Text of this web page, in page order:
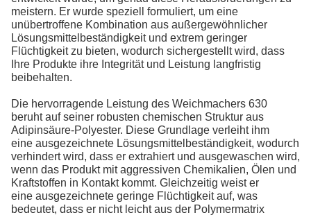
meistern. Er wurde speziell formuliert, um eine
unübertroffene Kombination aus außergewöhnlicher
Lösungsmittelbeständigkeit und extrem geringer
Flüchtigkeit zu bieten, wodurch sichergestellt wird, dass
Ihre Produkte ihre Integrität und Leistung langfristig
beibehalten.
Die hervorragende Leistung des Weichmachers 630
beruht auf seiner robusten chemischen Struktur aus
Adipinsäure-Polyester. Diese Grundlage verleiht ihm
eine ausgezeichnete Lösungsmittelbeständigkeit, wodurch
verhindert wird, dass er extrahiert und ausgewaschen wird,
wenn das Produkt mit aggressiven Chemikalien, Ölen und
Kraftstoffen in Kontakt kommt. Gleichzeitig weist er
eine ausgezeichnete geringe Flüchtigkeit auf, was
bedeutet, dass er nicht leicht aus der Polymermatrix